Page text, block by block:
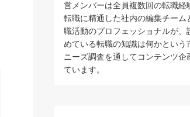
営メンバーは全員複数回の転職経
転職に精通した社内の編集チーム
職活動のプロフェッショナルが、
めている転職の知識は何かという
ニーズ調査を通してコンテンツ企
ています。